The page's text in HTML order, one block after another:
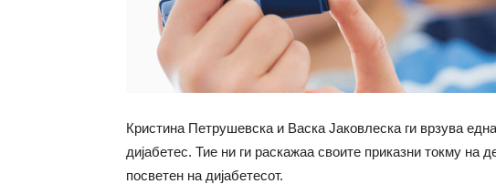
Кристина Петрушевска и Васка Јаковлеска ги врзува
дијабетес. Тие ни ги раскажаа своите приказни токму на
посветен на дијабетесот.